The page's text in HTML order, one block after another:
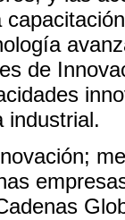
de
industrial.